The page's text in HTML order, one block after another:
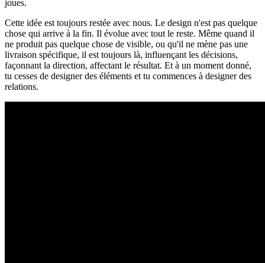
joues.
Cette idée est toujours restée avec nous. Le design n'est pas quelque
chose qui arrive à la fin. Il évolue avec tout le reste. Même quand il
ne produit pas quelque chose de visible, ou qu'il ne mène pas une
livraison spécifique, il est toujours là, influençant les décisions,
façonnant la direction, affectant le résultat. Et à un moment donné,
tu cesses de designer des éléments et tu commences à designer des
relations.